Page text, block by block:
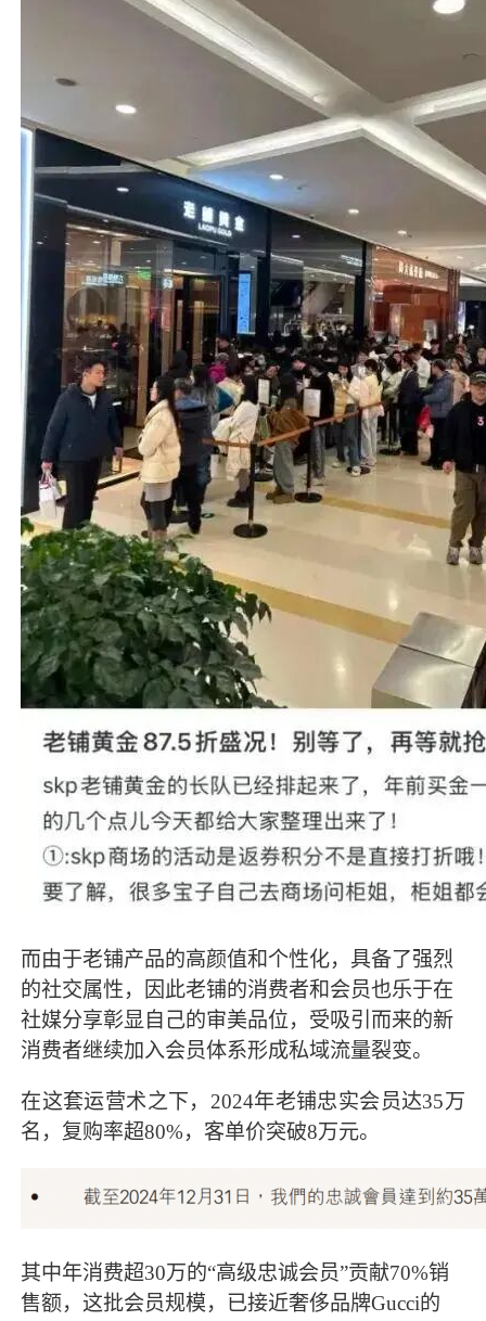
而由于老铺产品的高颜值和个性化，具备了强烈
的社交属性，因此老铺的消费者和会员也乐于在
社媒分享彰显自己的审美品位，受吸引而来的新
消费者继续加入会员体系形成私域流量裂变。
在这套运营术之下，2024年老铺忠实会员达35万
名，复购率超80%，客单价突破8万元。
其中年消费超30万的“高级忠诚会员”贡献70%销
售额，这批会员规模，已接近奢侈品牌Gucci的